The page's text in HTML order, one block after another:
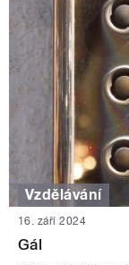
Vzdělávání
16. září 2024
Gál